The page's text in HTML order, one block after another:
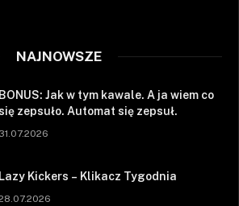
NAJNOWSZE
BONUS: Jak w tym kawale. A ja wiem co
się zepsuło. Automat się zepsuł.
31.07.2026
Lazy Kickers – Klikacz Tygodnia